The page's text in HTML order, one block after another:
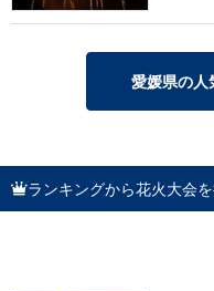
愛媛県の人
ランキングから花火大会を